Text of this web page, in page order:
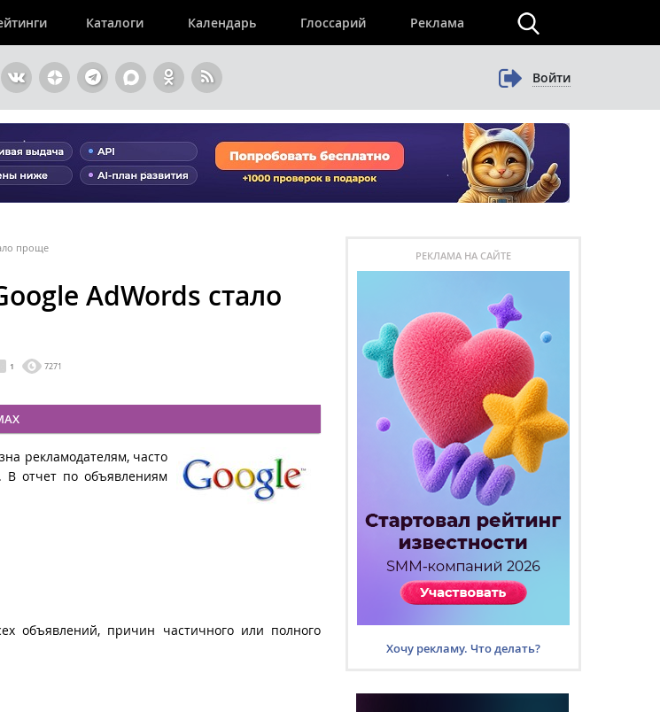
Каталоги Календарь Глоссарий Реклама
Войти
проще
AdWords стало
1 7271
рекламодателям, часто
В отчет по объявлениям
объявлений, причин частичного или полного
РЕКЛАМА НА САЙТЕ
Хочу рекламу. Что делать?